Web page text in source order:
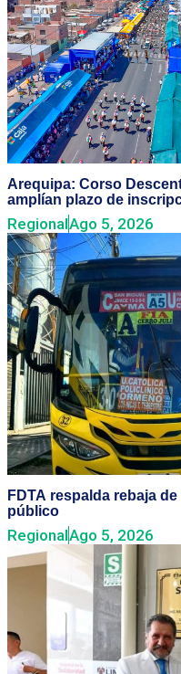
Arequipa: Corso
amplían plazo de
RegionalAgo 5, 2026
FDTA respalda rebaja
público
RegionalAgo 5, 2026